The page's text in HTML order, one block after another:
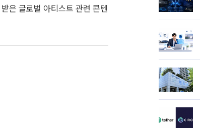
은 글로벌 아티스트 관련 콘텐